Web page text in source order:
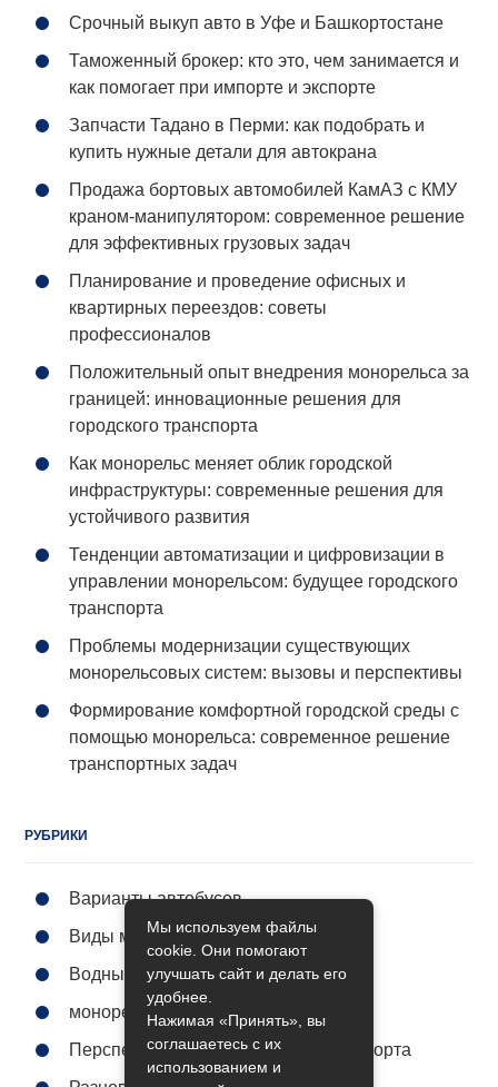
Срочный выкуп авто в Уфе и Башкортостане
Таможенный брокер: кто это, чем занимается и
как помогает при импорте и экспорте
Запчасти Тадано в Перми: как подобрать и
купить нужные детали для автокрана
Продажа бортовых автомобилей КамАЗ с КМУ
краном-манипулятором: современное решение
для эффективных грузовых задач
Планирование и проведение офисных и
квартирных переездов: советы
профессионалов
Положительный опыт внедрения монорельса за
границей: инновационные решения для
городского транспорта
Как монорельс меняет облик городской
инфраструктуры: современные решения для
устойчивого развития
Тенденции автоматизации и цифровизации в
управлении монорельсом: будущее городского
транспорта
Проблемы модернизации существующих
монорельсовых систем: вызовы и перспективы
Формирование комфортной городской среды с
помощью монорельса: современное решение
транспортных задач
РУБРИКИ
Варианты автобусов
Виды метро
Водный транспорт
монорельс городской
Перспективы общественного транспорта
Мы используем файлы
cookie. Они помогают
улучшать сайт и делать его
удобнее.
Нажимая «Принять», вы
соглашаетесь с их
использованием и